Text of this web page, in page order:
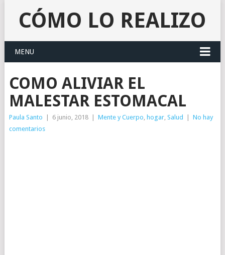
CÓMO LO REALIZO
MENU
COMO ALIVIAR EL
MALESTAR ESTOMACAL
Paula Santo 6 junio, 2018 Mente y Cuerpo, hogar, Salud
No hay
comentarios